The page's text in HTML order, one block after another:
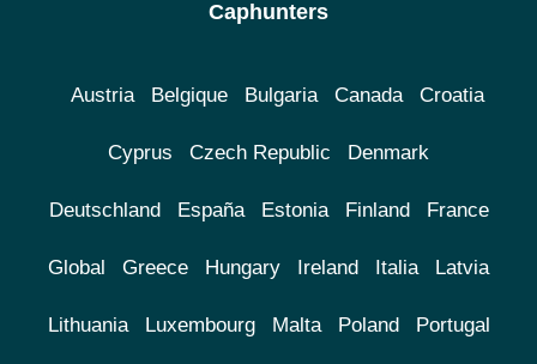
Caphunters
Austria Belgique Bulgaria Canada Croatia
Cyprus Czech Republic Denmark
Deutschland España Estonia Finland France
Global Greece Hungary Ireland Italia Latvia
Lithuania Luxembourg Malta Poland Portugal